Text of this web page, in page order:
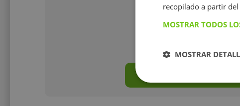
recopilado a partir
MOSTRAR TODOS
MOSTRAR